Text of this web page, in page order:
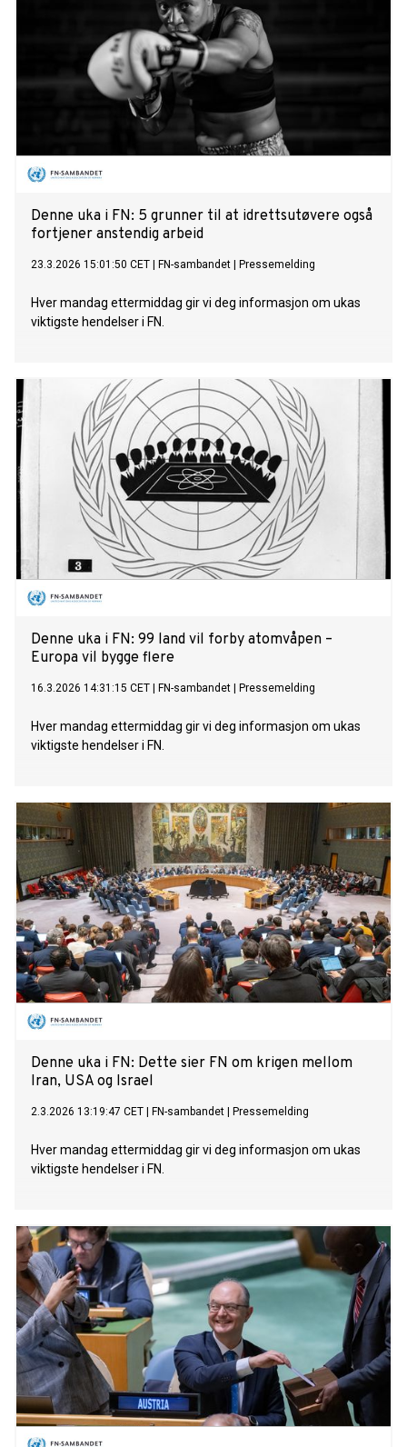
Denne uka i FN: 5 grunner til at idrettsutøvere også
fortjener anstendig arbeid
23.3.2026 15:01:50 CET FN-sambandet Pressemelding
Hver mandag ettermiddag gir vi deg informasjon om ukas
viktigste hendelser i FN.
Denne uka i FN: 99 land vil forby atomvåpen –
Europa vil bygge flere
16.3.2026 14:31:15 CET FN-sambandet Pressemelding
Hver mandag ettermiddag gir vi deg informasjon om ukas
viktigste hendelser i FN.
Denne uka i FN: Dette sier FN om krigen mellom
Iran, USA og Israel
2.3.2026 13:19:47 CET FN-sambandet Pressemelding
Hver mandag ettermiddag gir vi deg informasjon om ukas
viktigste hendelser i FN.